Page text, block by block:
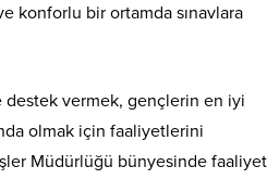
konforlu bir ortamda sınavlara
vermek, gençlerin en iyi
olmak için faaliyetlerini
Müdürlüğü bünyesinde faaliyet